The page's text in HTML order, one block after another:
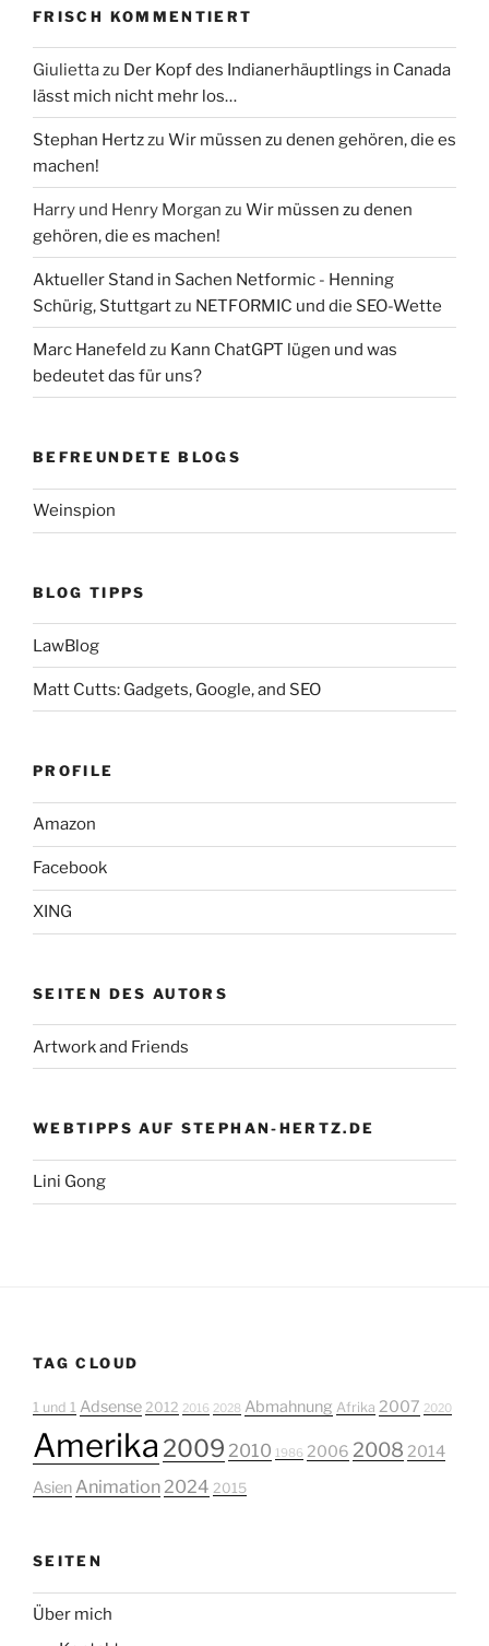
FRISCH KOMMENTIERT
Giuliettazu Der Kopf des Indianerhäuptlings in Canada
lässt mich nicht mehr los…
Stephan Hertzzu Wir müssen zu denen gehören, die es
machen!
Harry und Henry Morgan zu Wir müssen zu denen
gehören, die es machen!
Aktueller Stand in Sachen Netformic - Henning
Schürig, Stuttgartzu NETFORMIC und die SEO-Wette
Marc Hanefeld zu Kann ChatGPT lügen und was
bedeutet das für uns?
BEFREUNDETE BLOGS
Weinspion
BLOG TIPPS
LawBlog
Matt Cutts: Gadgets, Google, and SEO
PROFILE
Amazon
Facebook
XING
SEITEN DES AUTORS
Artwork and Friends
WEBTIPPS AUF STEPHAN-HERTZ.DE
Lini Gong
TAG CLOUD
1 und 1 Adsense 2012 2016 2028 Abmahnung Afrika 2007 2020
Amerika 2009 2010 1986 2006 2008 2014
Asien Animation 2024 2015
SEITEN
Über mich